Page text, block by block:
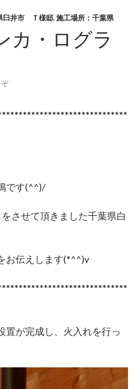
臼井市 Ｔ様邸, 施工場所：千葉県
・ログラ
です(^^)/
させて頂きました千葉県白
お伝えします(*^^)v
置が完成し、火入れを行っ